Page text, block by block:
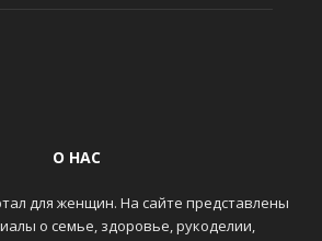
О НАС
для женщин. На сайте представлены
о семье, здоровье, рукоделии,